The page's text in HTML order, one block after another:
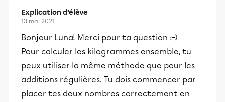
Explication d’élève
13 mai 2021
Bonjour Luna! Merci pour ta question :-)
Pour calculer les kilogrammes ensemble, tu
peux utiliser la même méthode que pour les
additions régulières. Tu dois commencer par
placer tes deux nombres correctement en